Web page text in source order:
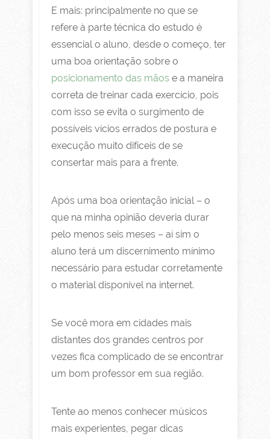
E mais: principalmente no que se
refere à parte técnica do estudo é
essencial o aluno, desde o começo, ter
uma boa orientação sobre o
posicionamento das mãos e a maneira
correta de treinar cada exercício, pois
com isso se evita o surgimento de
possíveis vícios errados de postura e
execução muito difíceis de se
consertar mais para a frente.
Após uma boa orientação inicial – o
que na minha opinião deveria durar
pelo menos seis meses – aí sim o
aluno terá um discernimento mínimo
necessário para estudar corretamente
o material disponível na internet.
Se você mora em cidades mais
distantes dos grandes centros por
vezes fica complicado de se encontrar
um bom professor em sua região.
Tente ao menos conhecer músicos
mais experientes, pegar dicas